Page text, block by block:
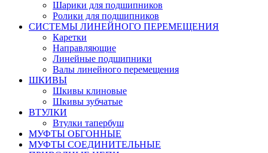
Шарики для подшипников
Ролики для подшипников
СИСТЕМЫ ЛИНЕЙНОГО ПЕРЕМЕЩЕНИЯ
Каретки
Направляющие
Линейные подшипники
Валы линейного перемещения
ШКИВЫ
Шкивы клиновые
Шкивы зубчатые
ВТУЛКИ
Втулки тапербуш
МУФТЫ ОБГОННЫЕ
МУФТЫ СОЕДИНИТЕЛЬНЫЕ